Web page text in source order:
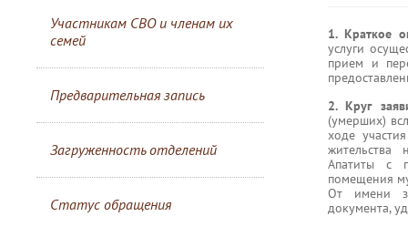
Участникам СВО и членам их
семей
Предварительная запись
Загруженность отделений
Статус обращения
1. Краткое
услуги
прием и
2. Круг
(умерших)
ходе
жительства
Апатиты с
помещения
От имени
документа,